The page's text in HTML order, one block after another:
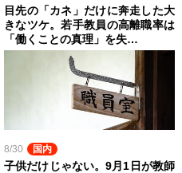
目先の「カネ」だけに奔走した大
きなツケ。若手教員の高離職率は
「働くことの真理」を失…
8/30 国内
子供だけじゃない。9月1日が教師